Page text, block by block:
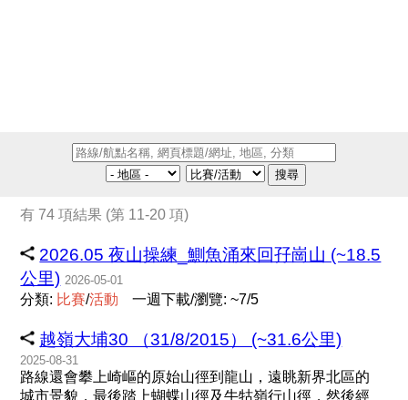
搜尋
有 74 項結果 (第 11-20 項)
2026.05 夜山操練_鰂魚涌來回孖崗山 (~18.5
公里) 2026-05-01
分類: 比賽/活動 一週下載/瀏覽: ~7/5
越嶺大埔30 （31/8/2015） (~31.6公里)
2025-08-31
路線還會攀上崎嶇的原始山徑到龍山，遠眺新界北區的
城市景貌，最後踏上蝴蝶山徑及牛牯嶺行山徑，然後經